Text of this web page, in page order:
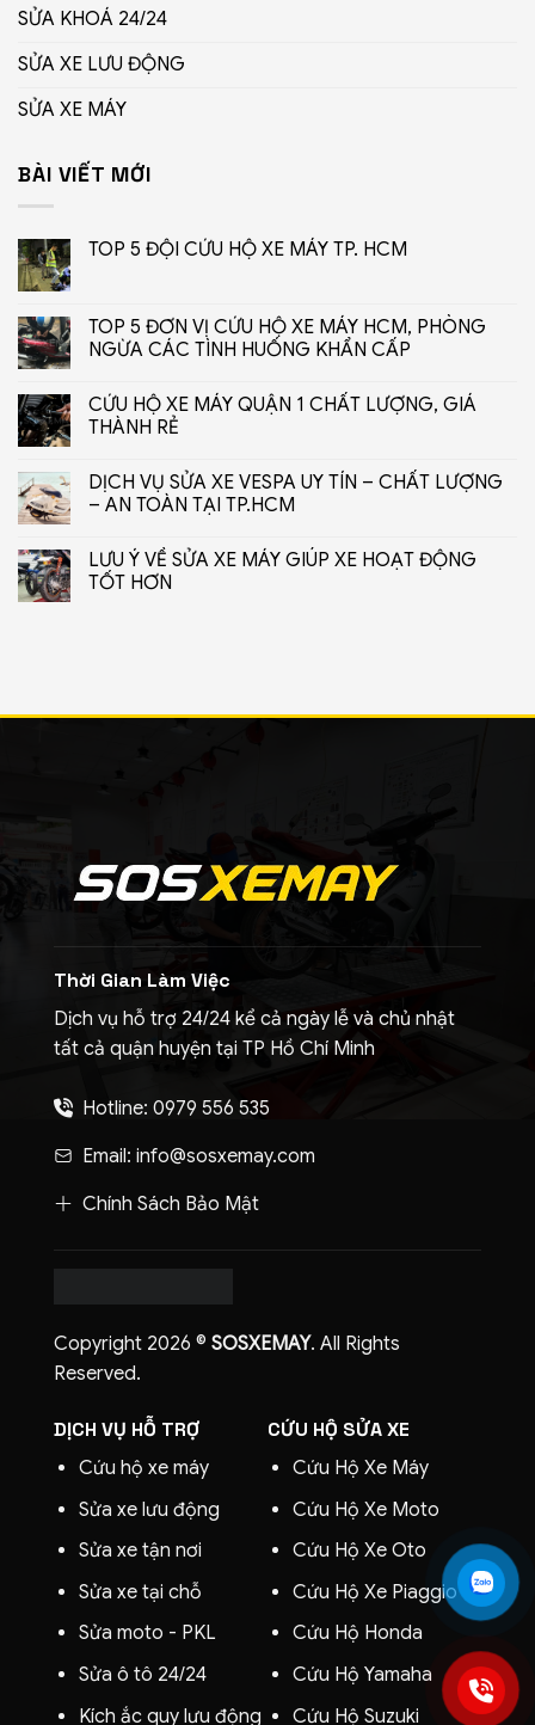
SỬA KHOÁ 24/24
SỬA XE LƯU ĐỘNG
SỬA XE MÁY
BÀI VIẾT MỚI
TOP 5 ĐỘI CỨU HỘ XE MÁY TP. HCM
TOP 5 ĐƠN VỊ CỨU HỘ XE MÁY HCM, PHÒNG
NGỪA CÁC TÌNH HUỐNG KHẨN CẤP
CỨU HỘ XE MÁY QUẬN 1 CHẤT LƯỢNG, GIÁ
THÀNH RẺ
DỊCH VỤ SỬA XE VESPA UY TÍN – CHẤT LƯỢNG
– AN TOÀN TẠI TP.HCM
LƯU Ý VỀ SỬA XE MÁY GIÚP XE HOẠT ĐỘNG
TỐT HƠN
Thời Gian Làm Việc
Dịch vụ hỗ trợ 24/24 kể cả ngày lễ và chủ nhật
tất cả quận huyện tại TP Hồ Chí Minh
Hotline: 0979 556 535
Email: info@sosxemay.com
Chính Sách Bảo Mật
Copyright 2026 © SOSXEMAY. All Rights
Reserved.
DỊCH VỤ HỖ TRỢ
Cứu hộ xe máy
Sửa xe lưu động
Sửa xe tận nơi
Sửa xe tại chỗ
Sửa moto - PKL
Sửa ô tô 24/24
Kích ắc quy lưu động
CỨU HỘ SỬA XE
Cứu Hộ Xe Máy
Cứu Hộ Xe Moto
Cứu Hộ Xe Oto
Cứu Hộ XePiaggio
Cứu Hộ Honda
Cứu Hộ Yamaha
Cứu Hộ Suzuki